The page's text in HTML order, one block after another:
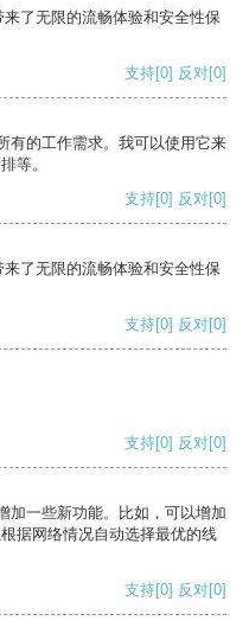
了无限的流畅体验和安全性保
支持[0] 反对[0]
有的工作需求。我可以使用它来
等。
支持[0] 反对[0]
了无限的流畅体验和安全性保
支持[0] 反对[0]
支持[0] 反对[0]
加一些新功能。比如，可以增加
据网络情况自动选择最优的线
支持[0] 反对[0]